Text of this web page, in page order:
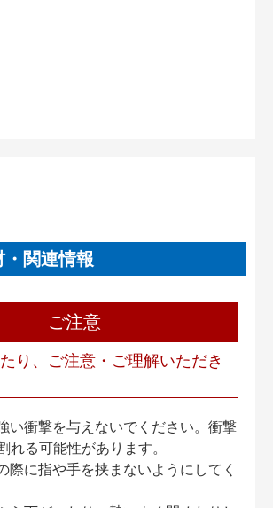
・関連情報
ご注意
り、ご注意・ご理解いただき
い衝撃を与えないでください。衝撃
れる可能性があります。
際に指や手を挟まないようにしてく